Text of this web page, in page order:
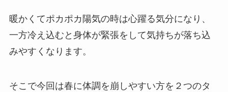
暖かくてポカポカ陽気の時は心躍る気分になり、
一方冷え込むと身体が緊張をして気持ちが落ち込
みやすくなります。
そこで今回は春に体調を崩しやすい方を２つのタ